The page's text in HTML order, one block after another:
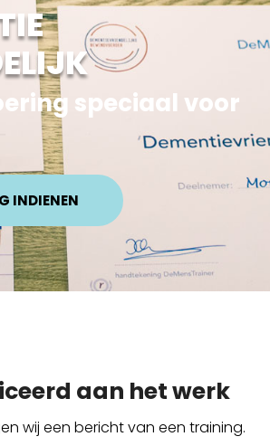
speciaal voor
INDIENEN
aan het werk
wij een bericht van een training.